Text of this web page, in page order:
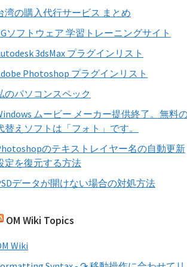
湾の購入代行サービス まとめ
ソフトウェア 学習トレーニングサイト
3dsMax プラグインリスト
Photoshop プラグインリスト
のパソコンスペック
ムービー メーカー提供終了。無料
替えソフトは「フォト」です。
のテキストレイヤー名の自動更新
定を復元する方法
データが開けない場合の対処方法
OM Wiki Topics
Wiki